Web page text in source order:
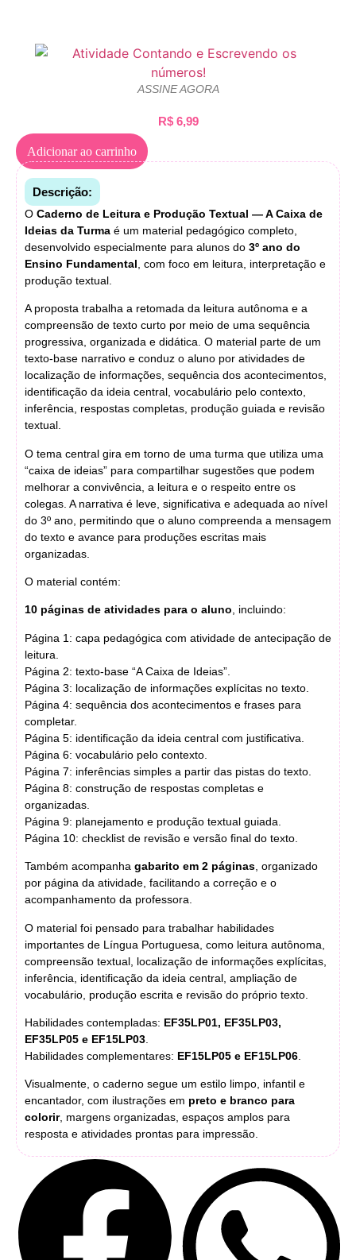
ASSINE AGORA
R$6,99
Adicionar ao carrinho
Descrição:
O Caderno de Leitura e Produção Textual — A Caixa de
Ideias da Turma é um material pedagógico completo,
desenvolvido especialmente para alunos do 3º ano do
Ensino Fundamental , com foco em leitura, interpretação e
produção textual.
A proposta trabalha a retomada da leitura autônoma e a
compreensão de texto curto por meio de uma sequência
progressiva, organizada e didática. O material parte de um
texto-base narrativo e conduz o aluno por atividades de
localização de informações, sequência dos acontecimentos,
identificação da ideia central, vocabulário pelo contexto,
inferência, respostas completas, produção guiada e revisão
textual.
O tema central gira em torno de uma turma que utiliza uma
“caixa de ideias” para compartilhar sugestões que podem
melhorar a convivência, a leitura e o respeito entre os
colegas. A narrativa é leve, significativa e adequada ao nível
do 3º ano, permitindo que o aluno compreenda a mensagem
do texto e avance para produções escritas mais
organizadas.
O material contém:
10 páginas de atividades para o aluno, incluindo:
Página 1: capa pedagógica com atividade de antecipação de
leitura.
Página 2: texto-base “A Caixa de Ideias”.
Página 3: localização de informações explícitas no texto.
Página 4: sequência dos acontecimentos e frases para
completar.
Página 5: identificação da ideia central com justificativa.
Página 6: vocabulário pelo contexto.
Página 7: inferências simples a partir das pistas do texto.
Página 8: construção de respostas completas e
organizadas.
Página 9: planejamento e produção textual guiada.
Página 10: checklist de revisão e versão final do texto.
Também acompanha gabarito em 2 páginas, organizado
por página da atividade, facilitando a correção e o
acompanhamento da professora.
O material foi pensado para trabalhar habilidades
importantes de Língua Portuguesa, como leitura autônoma,
compreensão textual, localização de informações explícitas,
inferência, identificação da ideia central, ampliação de
vocabulário, produção escrita e revisão do próprio texto.
Habilidades contempladas: EF35LP01, EF35LP03,
EF35LP05 e EF15LP03
Habilidades complementares: EF15LP05 e EF15LP06
Visualmente, o caderno segue um estilo limpo, infantil e
encantador, com ilustrações em preto e branco para
colorir, margens organizadas, espaços amplos para
resposta e atividades prontas para impressão.